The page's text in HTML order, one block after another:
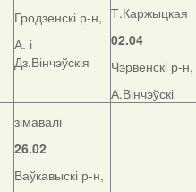
Гродзенскі р-н,
А. і
Дз.Вінчэўскія
Т.Каржыцкая
02.04
Чэрвенскі р-н,
А.Вінчэўскі
зімавалі
26.02
Ваўкавыскі р-н,